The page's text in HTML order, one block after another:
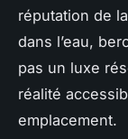
réputation de
dans l’eau,
pas un luxe
réalité
emplacement.